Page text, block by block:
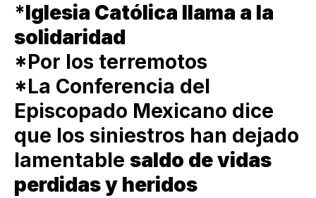
*Iglesia Católica llama a la
solidaridad
*Por los terremotos
*La Conferencia del
Episcopado Mexicano dice
que los siniestros han dejado
lamentable saldo de vidas
perdidas y heridos